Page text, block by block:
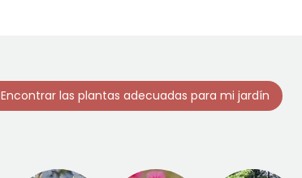
Encontrar las plantas adecuadas para mi jardín